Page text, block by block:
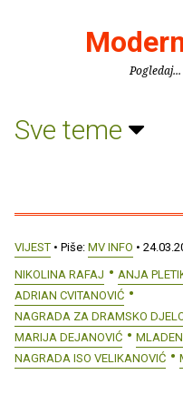
Pogledaj...
Sve teme
VIJEST • Piše: MV INFO •
NIKOLINA RAFAJ
ANJA
ADRIAN CVITANOVIĆ
NAGRADA ZA DRAMSKO
MARIJA DEJANOVIĆ
NAGRADA ISO VELIKANOVIĆ